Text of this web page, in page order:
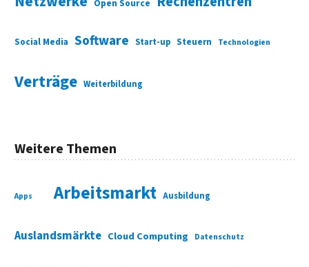
Open Source
Social Media Software Start-up Steuern Technologien
Verträge Weiterbildung
Weitere Themen
Apps Arbeitsmarkt Ausbildung
Auslandsmärkte Cloud Computing Datenschutz